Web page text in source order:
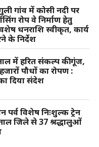
गांव में कोसी नदी पर
रोप वे निर्माण हेतु
धनराशि स्वीकृत, कार्य
के निर्देश
में हरित संकल्प की गूंज,
पौधों का रोपण :
दिया संदेश
पर्व विशेष निःशुल्क ट्रेन
जिले से 37 श्रद्धालुओं